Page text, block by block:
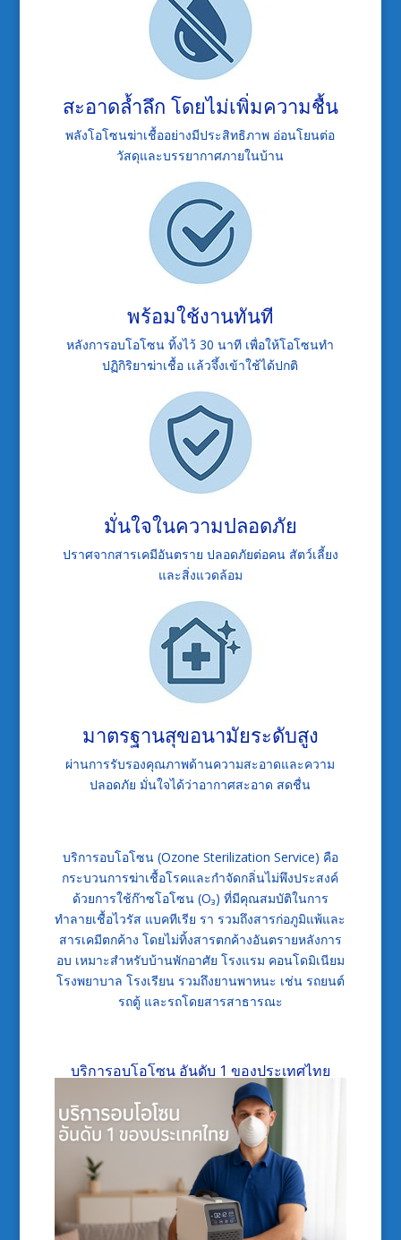
สะอาดล้ำลึก โดยไม่เพิ่มความชื้น
พลังโอโซนฆ่าเชื้ออย่างมีประสิทธิภาพ อ่อนโยนต่อ
วัสดุและบรรยากาศภายในบ้าน
พร้อมใช้งานทันที
หลังการอบโอโซน ทิ้งไว้ 30 นาที เพื่อให้โอโซนทำ
ปฏิกิริยาฆ่าเชื้อ เเล้วจึ้งเข้าใช้ได้ปกติ
มั่นใจในความปลอดภัย
ปราศจากสารเคมีอันตราย ปลอดภัยต่อคน สัตว์เลี้ยง
และสิ่งแวดล้อม
มาตรฐานสุขอนามัยระดับสูง
ผ่านการรับรองคุณภาพด้านความสะอาดและความ
ปลอดภัย มั่นใจได้ว่าอากาศสะอาด สดชื่น
บริการอบโอโซน (Ozone Sterilization Service) คือ
กระบวนการฆ่าเชื้อโรคและกำจัดกลิ่นไม่พึงประสงค์
ด้วยการใช้ก๊าซโอโซน (O₃) ที่มีคุณสมบัติในการ
ทำลายเชื้อไวรัส แบคทีเรีย รา รวมถึงสารก่อภูมิแพ้และ
สารเคมีตกค้าง โดยไม่ทิ้งสารตกค้างอันตรายหลังการ
อบ เหมาะสำหรับบ้านพักอาศัย โรงแรม คอนโดมิเนียม
โรงพยาบาล โรงเรียน รวมถึงยานพาหนะ เช่น รถยนต์
รถตู้ และรถโดยสารสาธารณะ
บริการอบโอโซน อันดับ 1 ของประเทศไทย